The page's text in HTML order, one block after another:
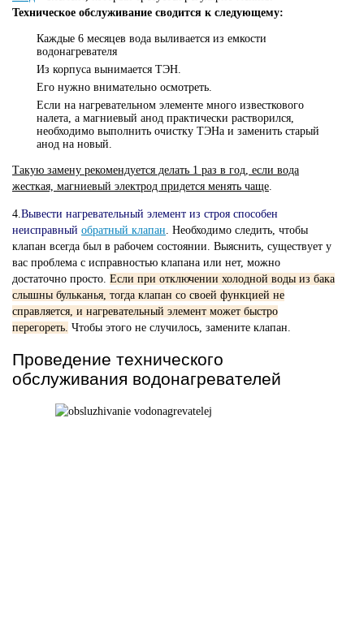
Техническое обслуживание сводится к следующему:
Каждые 6 месяцев вода выливается из емкости
водонагревателя
Из корпуса вынимается ТЭН.
Его нужно внимательно осмотреть.
Если на нагревательном элементе много известкового
налета, а магниевый анод практически растворился,
необходимо выполнить очистку ТЭНа и заменить старый
анод на новый.
Такую замену рекомендуется делать 1 раз в год, если вода
жесткая, магниевый электрод придется менять чаще
4. Вывести нагревательный элемент из строя способен
неисправный обратный клапан . Необходимо следить, чтобы
клапан всегда был в рабочем состоянии. Выяснить, существует у
вас проблема с исправностью клапана или нет, можно
достаточно просто. Если при отключении холодной воды из бака
слышны бульканья, тогда клапан со своей функцией не
справляется, и нагревательный элемент может быстро
перегореть. Чтобы этого не случилось, замените клапан.
Проведение технического
обслуживания водонагревателей